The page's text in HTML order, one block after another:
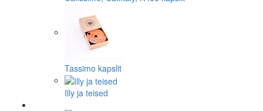
Tassimo kapslit
Illy ja teised